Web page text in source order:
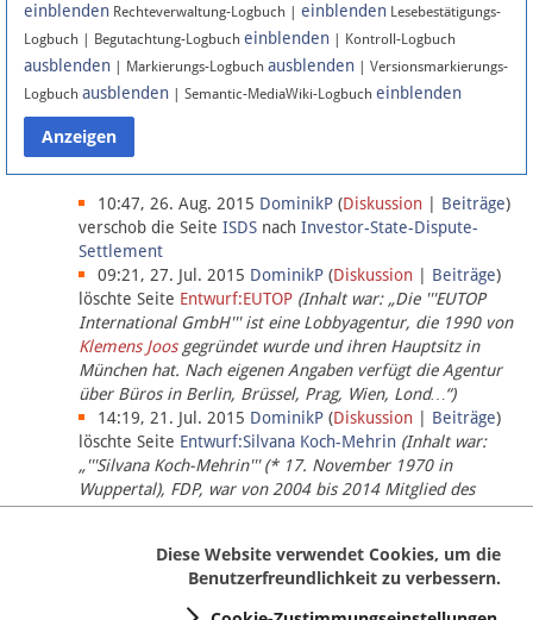
Anmelden
Datenschutz
Über Lobbypedia
Impressum
einblenden Rechteverwaltung-Logbuch | einblenden Lesebestätigungs-
Logbuch | Begutachtung-Logbuch einblenden | Kontroll-Logbuch
ausblenden | Markierungs-Logbuch ausblenden | Versionsmarkierungs-
Logbuch ausblenden | Semantic-MediaWiki-Logbuch einblenden
10:47, 26. Aug. 2015 DominikP (Diskussion Beiträge)
verschob die Seite ISDS nach Investor-State-Dispute-
Settlement
09:21, 27. Jul. 2015 DominikP (Diskussion Beiträge)
löschte Seite Entwurf:EUTOP (Inhalt war: „Die '''EUTOP
International GmbH''' ist eine Lobbyagentur, die 1990 von
Klemens Joosgegründet wurde und ihren Hauptsitz in
München hat. Nach eigenen Angaben verfügt die Agentur
über Büros in Berlin, Brüssel, Prag, Wien, Lond…“)
14:19, 21. Jul. 2015 DominikP (Diskussion Beiträge)
löschte Seite Entwurf:Silvana Koch-Mehrin (Inhalt war:
„'''Silvana Koch-Mehrin''' (* 17. November 1970 in
Wuppertal), FDP, war von 2004 bis 2014 Mitglied des
Europäischen Parlaments, seit November 2014 ist sie für
Diese Website verwendet Cookies, um die
Benutzerfreundlichkeit zu verbessern.